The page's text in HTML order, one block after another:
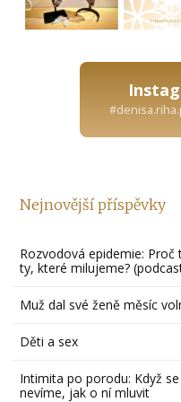
Nejnovější příspěvky
Rozvodová epidemie:
ty, které milujeme?
Muž dal své ženě měsíc
Děti a sex
Intimita po porodu: Když
nevíme, jak o ní mluvit